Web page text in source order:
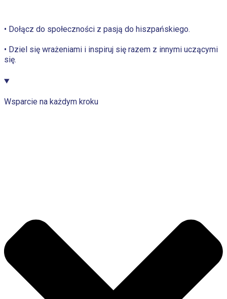
• Dołącz do społeczności z pasją do hiszpańskiego.
• Dziel się wrażeniami i inspiruj się razem z innymi uczącymi
się.
Wsparcie na każdym kroku